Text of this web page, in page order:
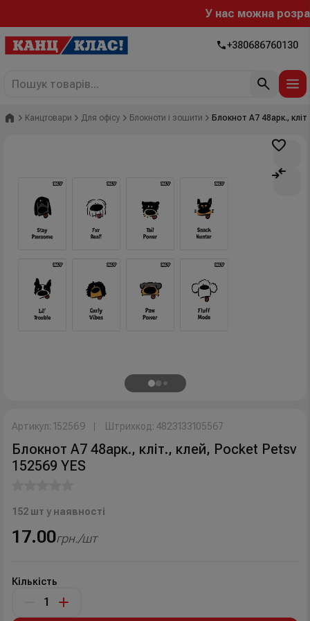
У нас можна
+380686760130
Головна
Канцтовари Для офісу Блокноти і зошити Блокнот А7 48арк.,
Артикул: 152569 Штрихкод: 4823133105567
Блокнот А7 48арк., кліт., клей, Pocket Petsv
152569 YES
152 шт у наявності
17.00грн./шт
Кількість